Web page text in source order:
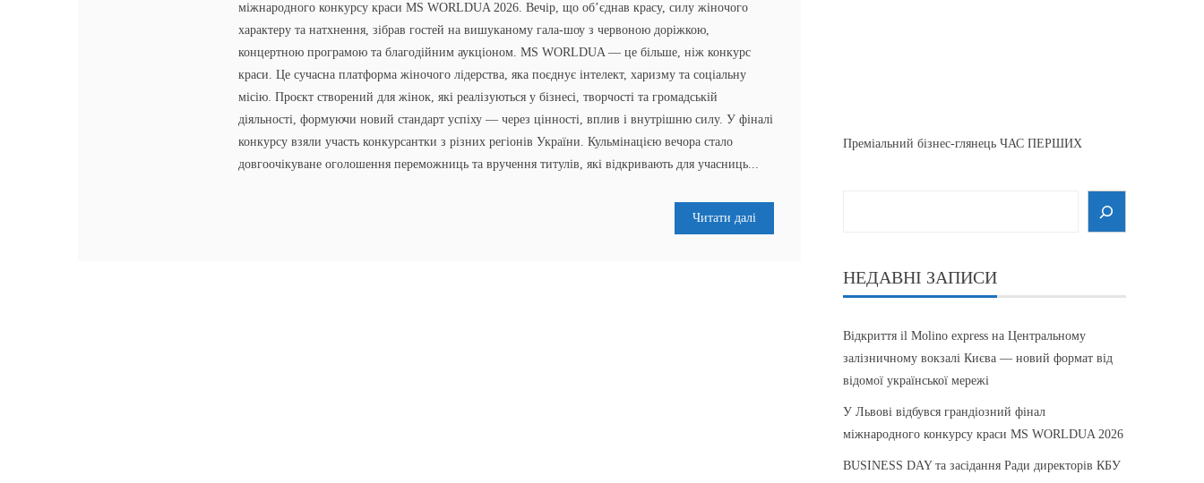
міжнародного конкурсу краси MS WORLDUA 2026. Вечір, що об’єднав красу, силу жіночого
характеру та натхнення, зібрав гостей на вишуканому гала-шоу з червоною доріжкою,
концертною програмою та благодійним аукціоном. MS WORLDUA — це більше, ніж конкурс
краси. Це сучасна платформа жіночого лідерства, яка поєднує інтелект, харизму та соціальну
місію. Проєкт створений для жінок, які реалізуються у бізнесі, творчості та громадській
діяльності, формуючи новий стандарт успіху — через цінності, вплив і внутрішню силу. У фіналі
конкурсу взяли участь конкурсантки з різних регіонів України. Кульмінацією вечора стало
довгоочікуване оголошення переможниць та вручення титулів, які відкривають для учасниць...
Читати далі
Преміальний бізнес-глянець ЧАС ПЕРШИХ
НЕДАВНІ ЗАПИСИ
Відкриття il Molino express на Центральному
залізничному вокзалі Києва — новий формат від
відомої української мережі
У Львові відбувся грандіозний фінал
міжнародного конкурсу краси MS WORLDUA 2026
BUSINESS DAY та засідання Ради директорів КБУ